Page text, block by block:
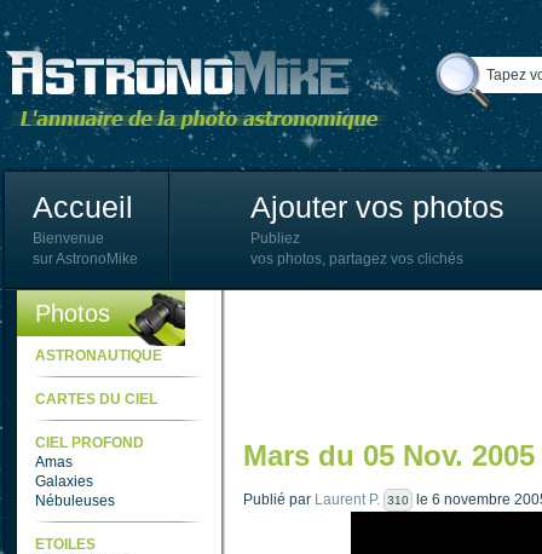
Accueil
Bienvenue
sur AstronoMike
Ajouter vos photos
Publiez
vos photos, partagez vos clichés
Photos
ASTRONAUTIQUE
CARTES DU CIEL
CIEL PROFOND
Amas
Galaxies
Nébuleuses
ETOILES
Mars du 05 Nov.
Publié par Laurent P. 310 le 6 novembre